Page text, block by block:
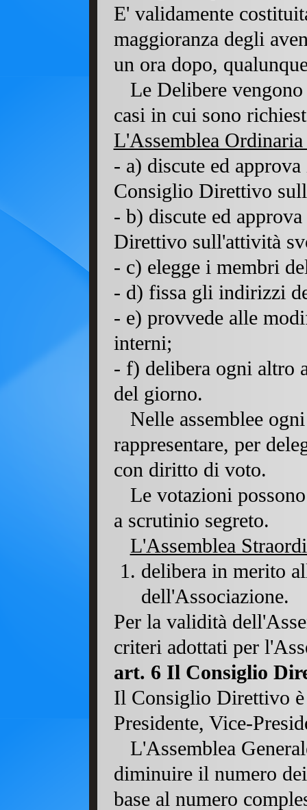
E' validamente
maggioranza degli
un ora dopo,
Le Delibere
casi in cui sono
L'Assemblea
- a) discute ed
Consiglio Direttivo
- b) discute ed
Direttivo sull'attività
- c) elegge i membri
- d) fissa gli indirizzi
- e) provvede alle
interni;
- f) delibera ogni altro
del giorno.
Nelle assemblee
rappresentare, per
con diritto di voto.
Le votazioni
a scrutinio segreto.
L'Assemblea
delibera in merito
dell'Associazione.
Per la validità
criteri adottati per
art. 6 Il Consiglio
Il Consiglio Direttivo
Presidente, Vice-
L'Assemblea
diminuire il numero
base al numero